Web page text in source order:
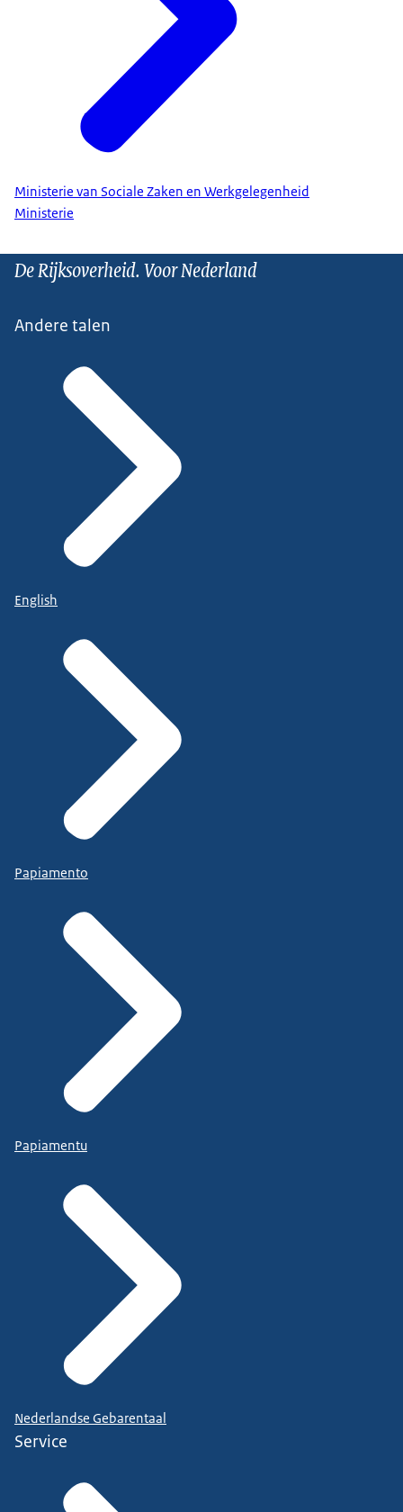
Ministerie van Sociale Zaken en Werkgelegenheid
Ministerie
De Rijksoverheid. Voor Nederland
Andere talen
English
Papiamento
Papiamentu
Nederlandse Gebarentaal
Service